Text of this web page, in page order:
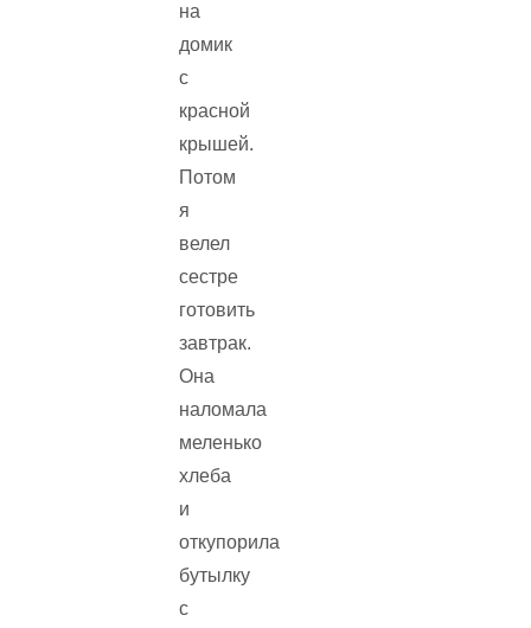
на
домик
с
красной
крышей.
Потом
я
велел
сестре
готовить
завтрак.
Она
наломала
меленько
хлеба
и
откупорила
бутылку
с